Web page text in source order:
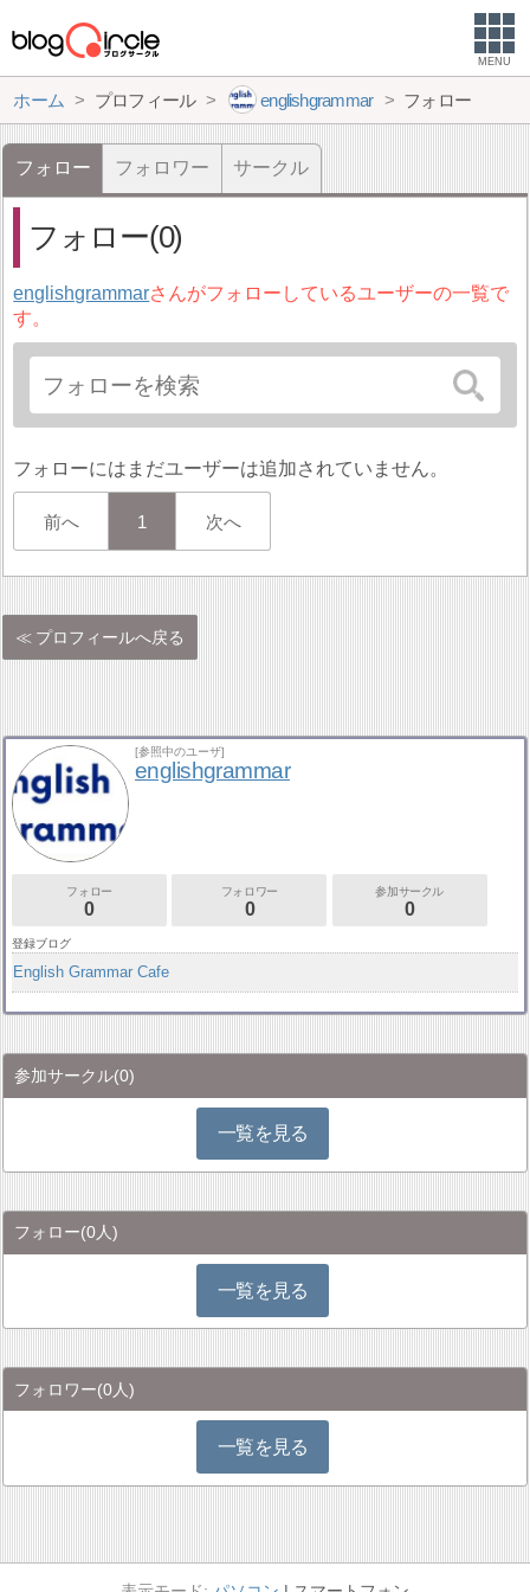
MENU
ホーム プロフィール englishgrammar フォロー
フォロー フォロワー サークル
フォロー(0)
englishgrammarさんがフォローしているユーザーの一覧で
す。
フォローにはまだユーザーは追加されていません。
前へ 1 次へ
プロフィールへ戻る
[参照中のユーザ]
englishgrammar
フォロー
0
フォロワー
0
参加サークル
0
登録ブログ
English Grammar Cafe
参加サークル(0)
一覧を見る
フォロー(0人)
一覧を見る
フォロワー(0人)
一覧を見る